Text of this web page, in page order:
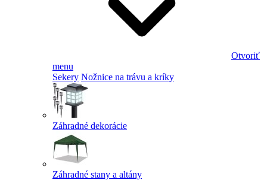
Otvoriť
menu
Sekery Nožnice na trávu a kríky
Záhradné dekorácie
Záhradné stany a altány